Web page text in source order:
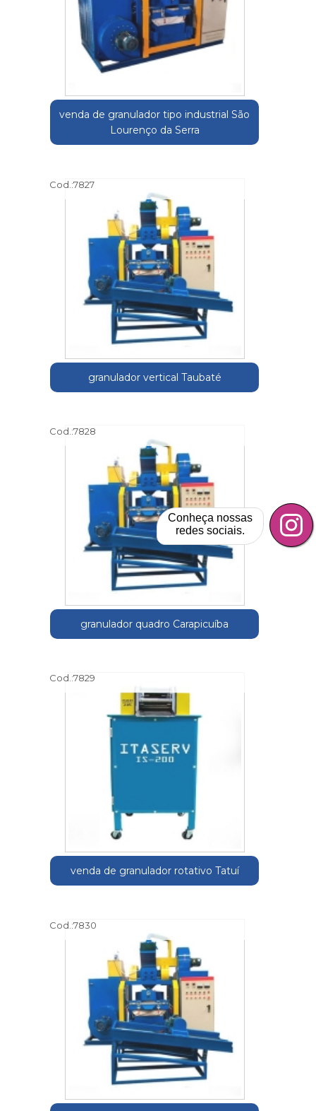
venda de granulador tipo industrial São
Lourenço da Serra
Cod.:7827
granulador vertical Taubaté
Cod.:7828
granulador quadro Carapicuíba
Cod.:7829
venda de granulador rotativo Tatuí
Cod.:7830
Conheça nossas
redes sociais.